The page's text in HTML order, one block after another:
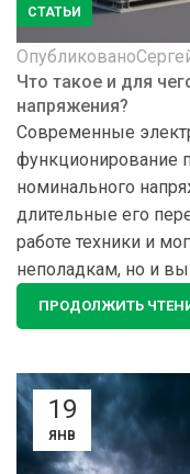
СТАТЬИ
Опубликовано
Что такое и для
напряжения?
Cовременные
функционирование
номинального
длительные его
работе техники и
неполадкам, но и
ПРОДОЛЖИТЬ
19
ЯНВ